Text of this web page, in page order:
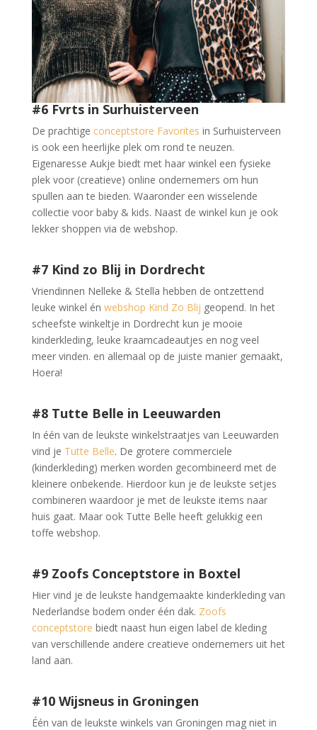
#6 Fvrts in Surhuisterveen
De prachtige conceptstore Favorites in Surhuisterveen
is ook een heerlijke plek om rond te neuzen.
Eigenaresse Aukje biedt met haar winkel een fysieke
plek voor (creatieve) online ondernemers om hun
spullen aan te bieden. Waaronder een wisselende
collectie voor baby & kids. Naast de winkel kun je ook
lekker shoppen via de webshop.
#7 Kind zo Blij in Dordrecht
Vriendinnen Nelleke & Stella hebben de ontzettend
leuke winkel én webshop Kind Zo Blij geopend. In het
scheefste winkeltje in Dordrecht kun je mooie
kinderkleding, leuke kraamcadeautjes en nog veel
meer vinden. en allemaal op de juiste manier gemaakt,
Hoera!
#8 Tutte Belle in Leeuwarden
In één van de leukste winkelstraatjes van Leeuwarden
vind je Tutte Belle. De grotere commerciele
(kinderkleding) merken worden gecombineerd met de
kleinere onbekende. Hierdoor kun je de leukste setjes
combineren waardoor je met de leukste items naar
huis gaat. Maar ook Tutte Belle heeft gelukkig een
toffe webshop.
#9 Zoofs Conceptstore in Boxtel
Hier vind je de leukste handgemaakte kinderkleding van
Nederlandse bodem onder één dak. Zoofs
conceptstore biedt naast hun eigen label de kleding
van verschillende andere creatieve ondernemers uit het
land aan.
#10 Wijsneus in Groningen
Één van de leukste winkels van Groningen mag niet in